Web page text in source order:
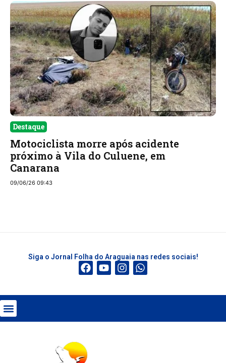
Destaque
Motociclista morre após acidente
próximo à Vila do Culuene, em
Canarana
09/06/26 09:43
Siga o Jornal Folha do Araguaia nas redes sociais!